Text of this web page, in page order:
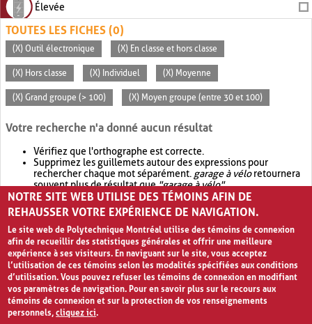
Élevée
TOUTES LES FICHES (0)
(X) Outil électronique (X) En classe et hors classe
(X) Hors classe (X) Individuel (X) Moyenne
(X) Grand groupe (> 100) (X) Moyen groupe (entre 30 et 100)
Votre recherche n'a donné aucun résultat
Vérifiez que l'orthographe est correcte.
Supprimez les guillemets autour des expressions pour
rechercher chaque mot séparément. garage à véloretournera
souvent plus de résultat que"garage à vélo".
Envisagez d'élargir votre recherche avec OR.garage OR vélo
retournera souvent plus de résultat quegarage à vélo
NOTRE SITE WEB UTILISE DES TÉMOINS AFIN DE
REHAUSSER VOTRE EXPÉRIENCE DE NAVIGATION.
Le site web de Polytechnique Montréal utilise des témoins de connexion
afin de recueillir des statistiques générales et offrir une meilleure
expérience à ses visiteurs. En naviguant sur le site, vous acceptez
l’utilisation de ces témoins selon les modalités spécifiées aux conditions
d’utilisation. Vous pouvez refuser les témoins de connexion en modifiant
vos paramètres de navigation. Pour en savoir plus sur le recours aux
témoins de connexion et sur la protection de vos renseignements
personnels,cliquez ici.